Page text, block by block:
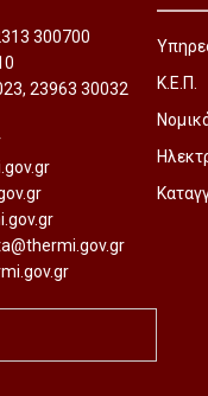
300700
, 23963 30032
Κ.Ε.Π.